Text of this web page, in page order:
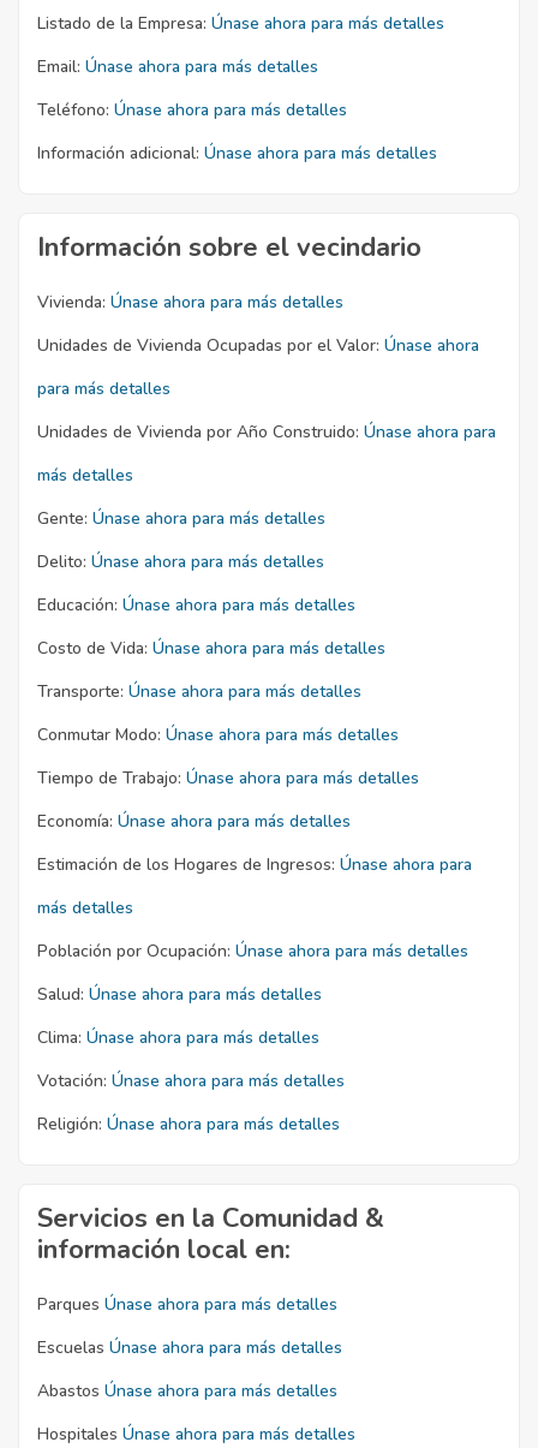
Listado de la Empresa: Únase ahora para más detalles
Email: Únase ahora para más detalles
Teléfono: Únase ahora para más detalles
Información adicional: Únase ahora para más detalles
Información sobre el vecindario
Vivienda: Únase ahora para más detalles
Unidades de Vivienda Ocupadas por el Valor: Únase ahora
para más detalles
Unidades de Vivienda por Año Construido: Únase ahora para
más detalles
Gente: Únase ahora para más detalles
Delito: Únase ahora para más detalles
Educación: Únase ahora para más detalles
Costo de Vida: Únase ahora para más detalles
Transporte: Únase ahora para más detalles
Conmutar Modo: Únase ahora para más detalles
Tiempo de Trabajo: Únase ahora para más detalles
Economía: Únase ahora para más detalles
Estimación de los Hogares de Ingresos: Únase ahora para
más detalles
Población por Ocupación: Únase ahora para más detalles
Salud: Únase ahora para más detalles
Clima: Únase ahora para más detalles
Votación: Únase ahora para más detalles
Religión: Únase ahora para más detalles
Servicios en la Comunidad &
información local en:
Parques Únase ahora para más detalles
Escuelas Únase ahora para más detalles
Abastos Únase ahora para más detalles
Hospitales Únase ahora para más detalles